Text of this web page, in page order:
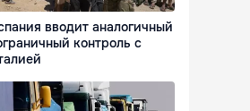
вводит аналогичный
контроль с